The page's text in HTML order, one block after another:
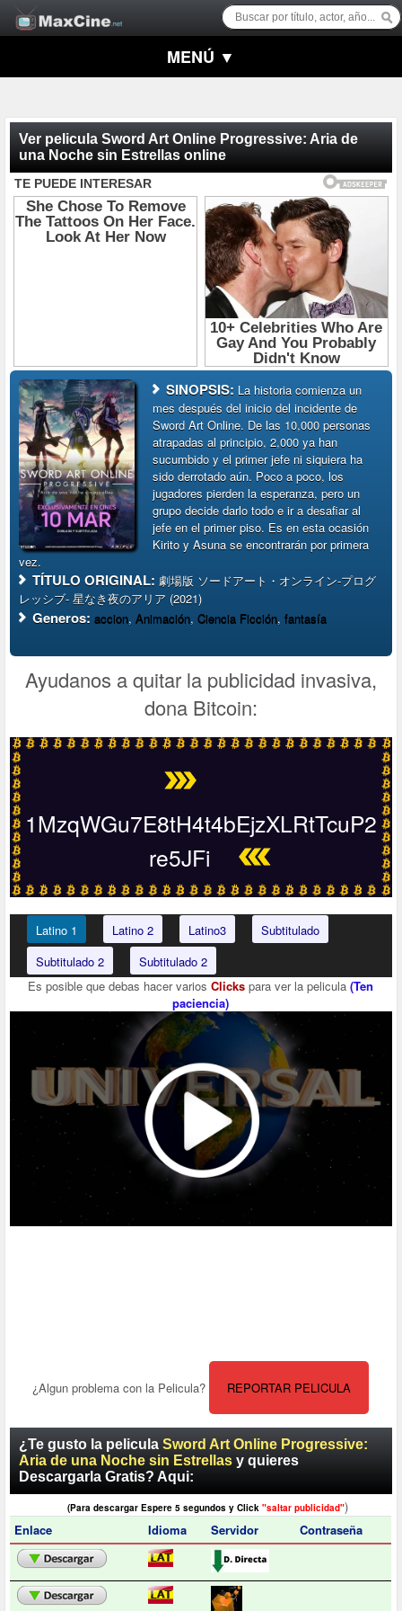
MENÚ ▼
Ver pelicula Sword Art Online Progressive: Aria de
una Noche sin Estrellas online
SINOPSIS: La historia comienza un
mes después del inicio del incidente de
Sword Art Online. De las 10,000 personas
atrapadas al principio, 2,000 ya han
sucumbido y el primer jefe ni siquiera ha
sido derrotado aún. Poco a poco, los
jugadores pierden la esperanza, pero un
grupo decide darlo todo e ir a desafiar al
jefe en el primer piso. Es en esta ocasión
Kirito y Asuna se encontrarán por primera
vez.
TÍTULO ORIGINAL:劇場版 ソードアート・オンライン-プログ
レッシブ- 星なき夜のアリア (2021)
Generos:accion, Animación, Ciencia Ficción, fantasía
Ayudanos a quitar la publicidad invasiva,
dona Bitcoin:
1MzqWGu7E8tH4t4bEjzXLRtTcuP2
re5JFi
Latino 1 Latino 2 Latino3
Subtitulado
Subtitulado 2
Subtitulado 2
Es posible que debas hacer variosClicks para ver la pelicula(Ten
paciencia)
¿Algun problema con la Pelicula? REPORTAR PELICULA
¿Te gusto la peliculaSword Art Online Progressive:
Aria de una Noche sin Estrellas y quieres
Descargarla Gratis? Aqui:
(Para descargar Espere 5 segundos y Click "saltar publicidad")
Enlace
Idioma Servidor Contraseña